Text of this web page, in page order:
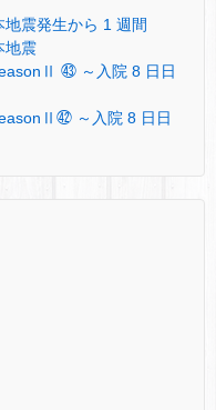
地震発生から 1 週間
地震
㊸ ～入院 8 日日
㊷ ～入院 8 日日